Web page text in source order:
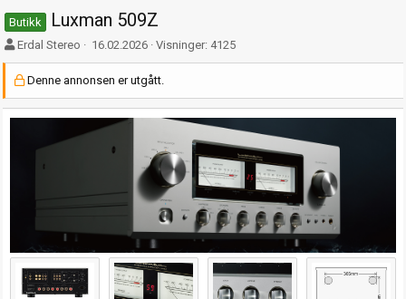
Butikk Luxman 509Z
F
o
r
a
Erdal Stereo
O
p
p
r
d
o
16.02.2026 Visninger: 4125
Denne annonsen er utgått.